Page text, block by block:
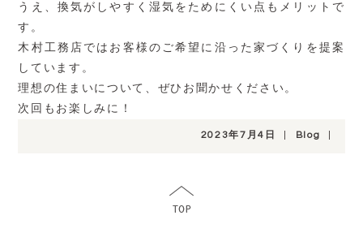
うえ、換気がしやすく湿気をためにくい点もメリットで
す。
木村工務店ではお客様のご希望に沿った家づくりを提案
しています。
理想の住まいについて、ぜひお聞かせください。
次回もお楽しみに！
2023年7月4日 Blog